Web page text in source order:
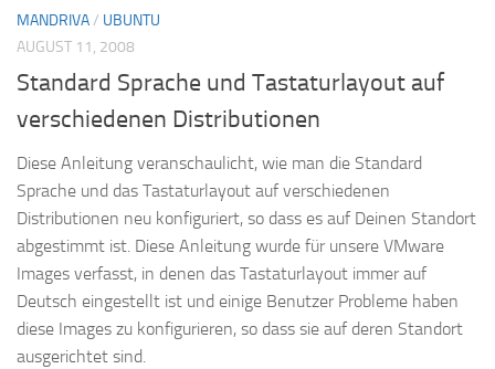
MANDRIVA/ UBUNTU
AUGUST 11, 2008
Standard Sprache und Tastaturlayout auf
verschiedenen Distributionen
Diese Anleitung veranschaulicht, wie man die Standard
Sprache und das Tastaturlayout auf verschiedenen
Distributionen neu konfiguriert, so dass es auf Deinen Standort
abgestimmt ist. Diese Anleitung wurde für unsere VMware
Images verfasst, in denen das Tastaturlayout immer auf
Deutsch eingestellt ist und einige Benutzer Probleme haben
diese Images zu konfigurieren, so dass sie auf deren Standort
ausgerichtet sind.